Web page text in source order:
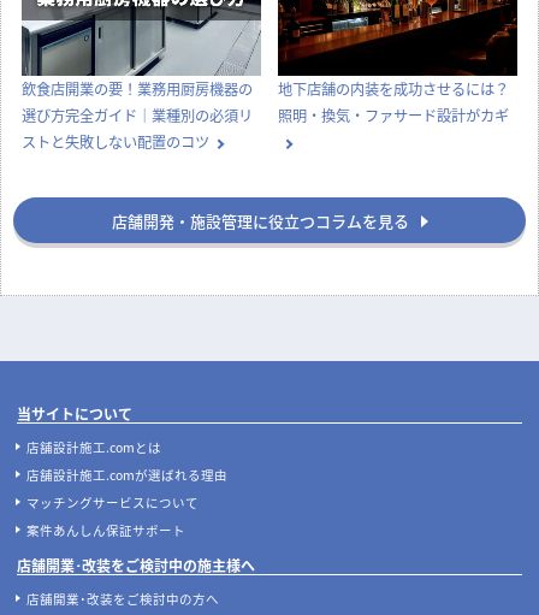
飲食店開業の要！業務用厨房機器の
選び方完全ガイド｜業種別の必須リ
ストと失敗しない配置のコツ
地下店舗の内装を成功させるには？
照明・換気・ファサード設計がカギ
店舗開発・施設管理に役立つコラムを見る
当サイトについて
店舗設計施工.comとは
店舗設計施工.comが選ばれる理由
マッチングサービスについて
案件あんしん保証サポート
店舗開業･改装をご検討中の施主様へ
店舗開業･改装をご検討中の方へ